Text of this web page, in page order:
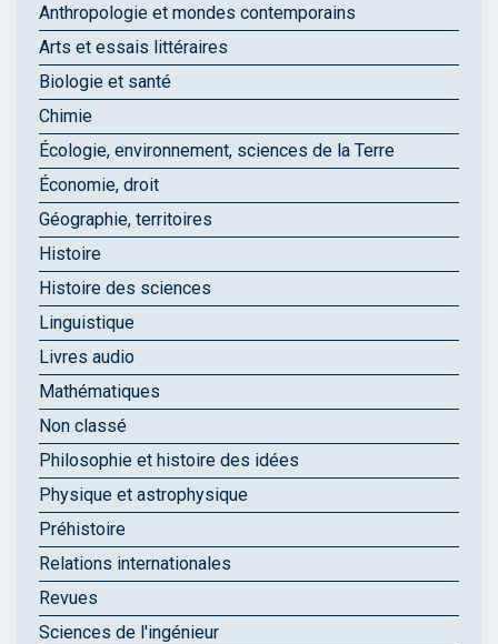
Anthropologie et mondes contemporains
Arts et essais littéraires
Biologie et santé
Chimie
Écologie, environnement, sciences de la Terre
Économie, droit
Géographie, territoires
Histoire
Histoire des sciences
Linguistique
Livres audio
Mathématiques
Non classé
Philosophie et histoire des idées
Physique et astrophysique
Préhistoire
Relations internationales
Revues
Sciences de l'ingénieur